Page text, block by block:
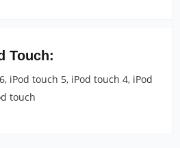
Touch:
iPod touch 5, iPod touch 4, iPod
touch